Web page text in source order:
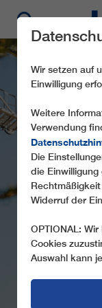
GD10
Wir setzen auf
Einwilligung
Weitere
Verwendung
Die
die
Widerruf der
OPTIONAL:
Cookies
Auswahl kann